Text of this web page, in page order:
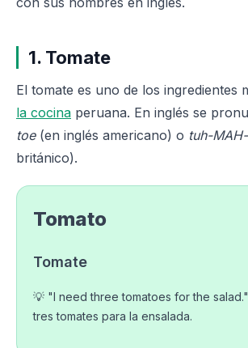
1. Tomate
El tomate es uno de los ingredientes
la cocina peruana. En inglés se
toe(en inglés americano) o tuh-
británico).
Tomato
Tomate
💡 "I need three tomatoes for the
tres tomates para la ensalada.